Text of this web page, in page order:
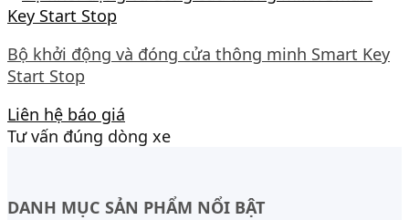
Bộ khởi động và đóng cửa thông minh Smart Key
Start Stop
Liên hệ báo giá
Tư vấn đúng dòng xe
DANH MỤC SẢN PHẨM NỔI BẬT